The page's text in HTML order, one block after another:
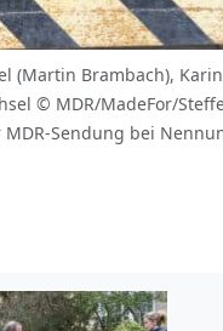
(Martin Brambach),
© MDR/MadeFor/
Sendung bei